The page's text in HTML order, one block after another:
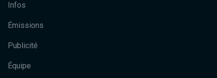
Infos
Émissions
Publicité
Équipe